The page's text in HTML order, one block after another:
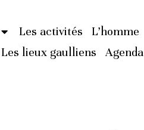
Les activités
L’homme
Les lieux gaulliens
Agenda